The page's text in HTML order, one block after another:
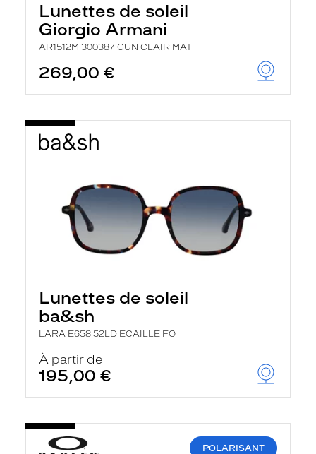
Lunettes de soleil
Giorgio Armani
AR1512M 300387 GUN CLAIR MAT
269,00 €
Lunettes de soleil
ba&sh
LARA E658 52LD ECAILLE FO
À partir de
195,00 €
POLARISANT